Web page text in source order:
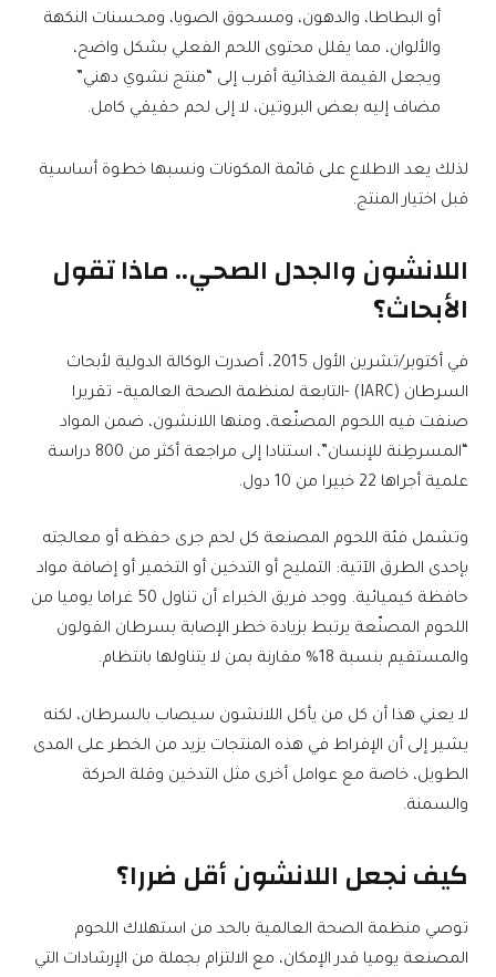
أو البطاطا، والدهون، ومسحوق الصويا، ومحسنات النكهة
والألوان، مما يقلل محتوى اللحم الفعلي بشكل واضح،
ويجعل القيمة الغذائية أقرب إلى “منتج نشوي دهني”
مضاف إليه بعض البروتين، لا إلى لحم حقيقي كامل.
لذلك يعد الاطلاع على قائمة المكونات ونسبها خطوة أساسية
قبل اختيار المنتج.
اللانشون والجدل الصحي.. ماذا تقول
الأبحاث؟
في أكتوبر/تشرين الأول 2015، أصدرت الوكالة الدولية لأبحاث
السرطان (IARC) -التابعة لمنظمة الصحة العالمية– تقريرا
صنفت فيه اللحوم المصنّعة، ومنها اللانشون، ضمن المواد
“المسرطِنة للإنسان”، استنادا إلى مراجعة أكثر من 800 دراسة
علمية أجراها 22 خبيرا من 10 دول.
وتشمل فئة اللحوم المصنعة كل لحم جرى حفظه أو معالجته
بإحدى الطرق الآتية: التمليح أو التدخين أو التخمير أو إضافة مواد
حافظة كيميائية. ووجد فريق الخبراء أن تناول 50 غراما يوميا من
اللحوم المصنّعة يرتبط بزيادة خطر الإصابة بسرطان القولون
والمستقيم بنسبة 18% مقارنة بمن لا يتناولها بانتظام.
لا يعني هذا أن كل من يأكل اللانشون سيصاب بالسرطان، لكنه
يشير إلى أن الإفراط في هذه المنتجات يزيد من الخطر على المدى
الطويل، خاصة مع عوامل أخرى مثل التدخين وقلة الحركة
والسمنة.
كيف نجعل اللانشون أقل ضررا؟
توصي منظمة الصحة العالمية بالحد من استهلاك اللحوم
المصنعة يوميا قدر الإمكان، مع الالتزام بجملة من الإرشادات التي